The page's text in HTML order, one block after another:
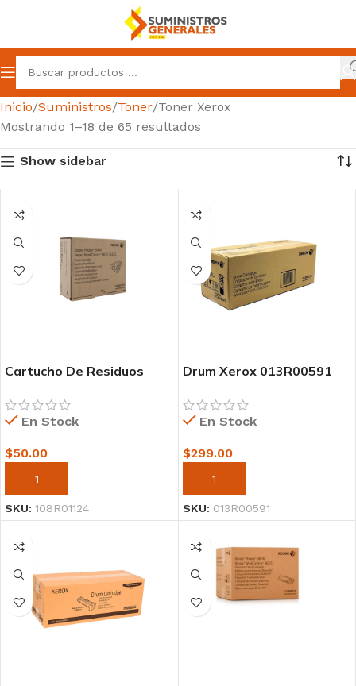
Inicio Suministros Toner Toner Xerox
Mostrando 1–18 de 65 resultados
Show sidebar
Cartucho De Residuos
Phaser C405-C400
6600/WorkCentre 6605
En Stock
$50.00
AÑADIR AL CARRITO
SKU: 108R01124
Drum Xerox 013R00591
En Stock
$299.00
AÑADIR AL CARRITO
SKU: 013R00591